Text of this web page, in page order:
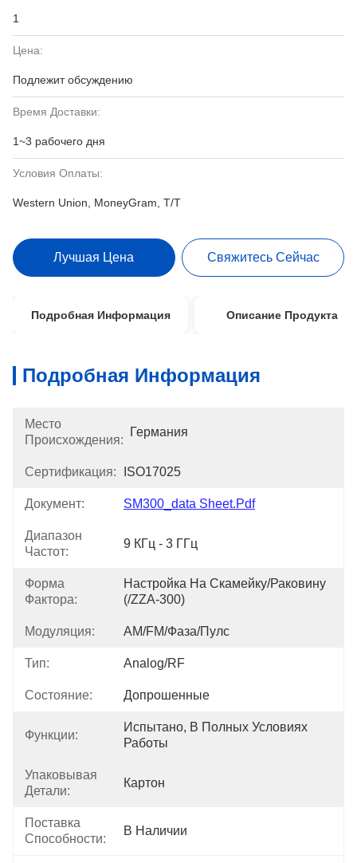
1
Цена:
Подлежит обсуждению
Время Доставки:
1~3 рабочего дня
Условия Оплаты:
Western Union, MoneyGram, T/T
Лучшая Цена Свяжитесь Сейчас
Подробная Информация Описание Продукта
Подробная Информация
Место
Происхождения:
Германия
Сертификация: ISO17025
Документ: SM300_data Sheet.pdf
Диапазон
Частот:
9 КГц - 3 ГГц
Форма
Фактора:
Настройка На Скамейку/раковину
(/ZZA-300)
Модуляция: AM/FM/Фаза/Пулс
Тип: Analog/RF
Состояние: Допрошенные
Функции:
Испытано, В Полных Условиях
Работы
Упаковывая
Детали:
Картон
Поставка
Способности:
В Наличии